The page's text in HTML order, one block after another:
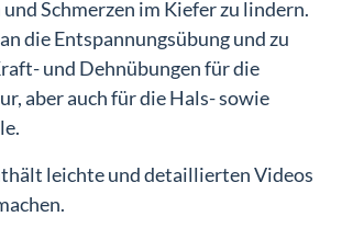
Schmerzen im Kiefer zu lindern.
die Entspannungsübung und zu
und Dehnübungen für die
aber auch für die Hals- sowie
leichte und detaillierten Videos